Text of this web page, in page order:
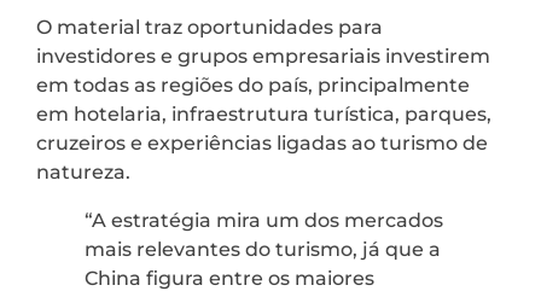
O material traz oportunidades para
investidores e grupos empresariais investirem
em todas as regiões do país, principalmente
em hotelaria, infraestrutura turística, parques,
cruzeiros e experiências ligadas ao turismo de
natureza.
“A estratégia mira um dos mercados
mais relevantes do turismo, já que a
China figura entre os maiores